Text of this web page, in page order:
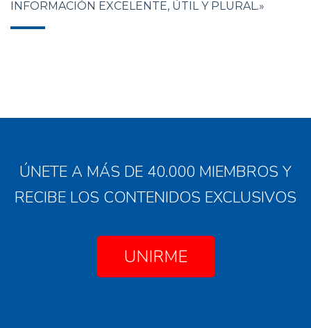
INFORMACIÓN EXCELENTE, ÚTIL Y PLURAL.»
ÚNETE A MÁS DE 40.000 MIEMBROS Y
RECIBE LOS CONTENIDOS EXCLUSIVOS
UNIRME